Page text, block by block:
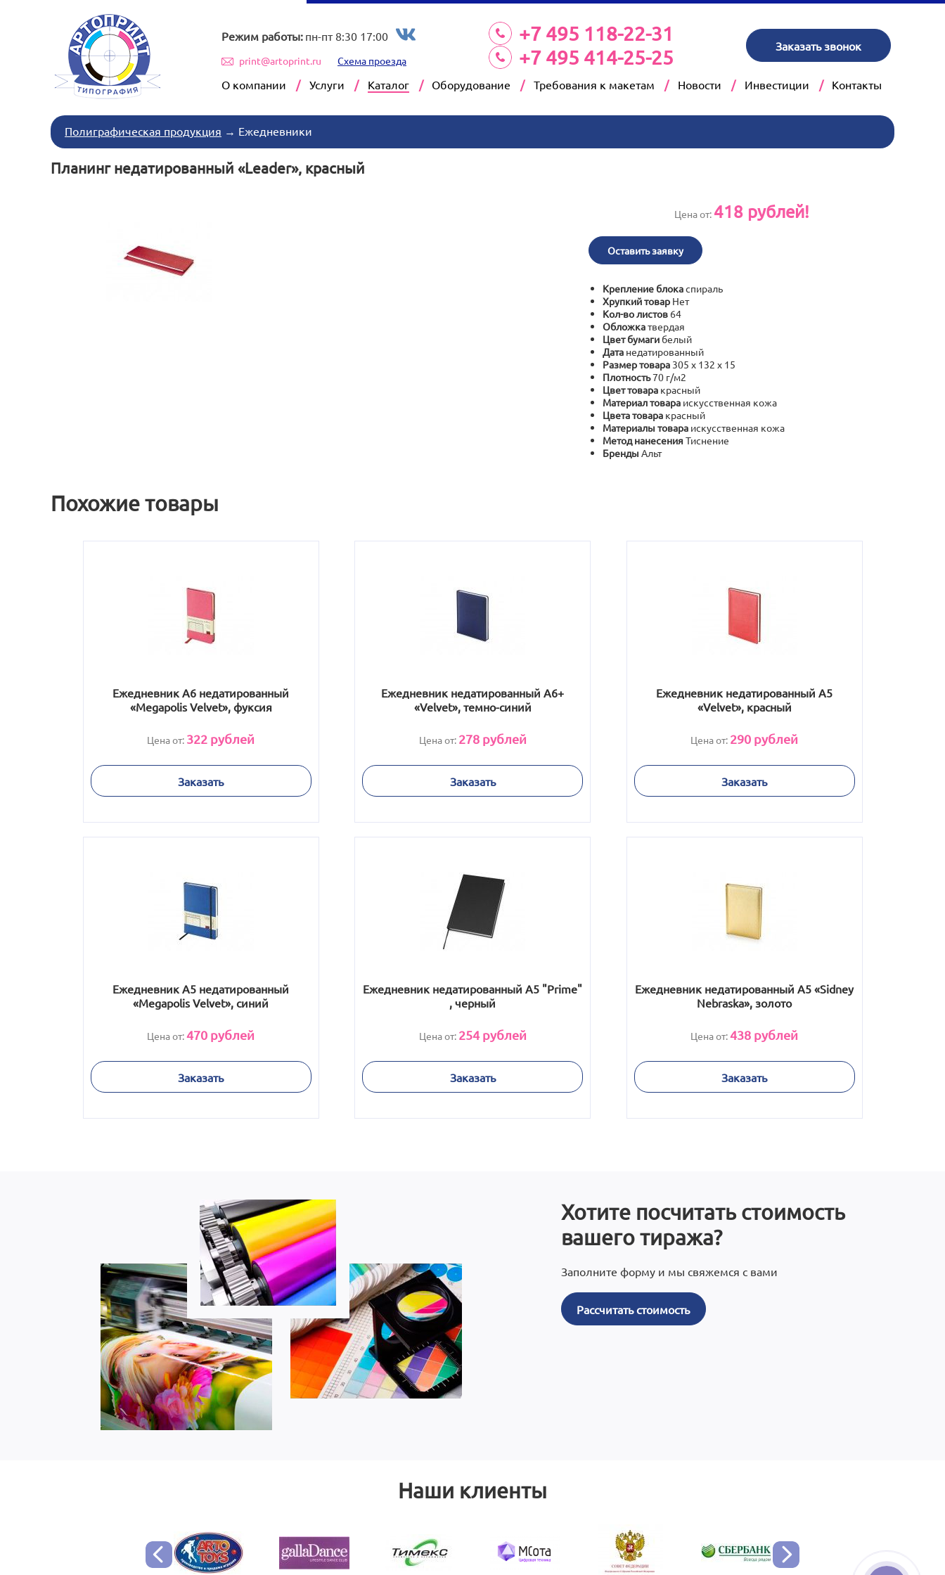
Режим работы: пн-пт 8:30 17:00
print@artoprint.ru Схема проезда
+7 495 118-22-31
+7 495 414-25-25
Заказать звонок
О компании Услуги Каталог Оборудование Требования к макетам Новости Инвестиции Контакты
Полиграфическая продукция → Ежедневники
Планинг недатированный «Leader», красный
Цена от: 418рублей!
Оставить заявку
Крепление блокаспираль
Хрупкий товар Нет
Кол-во листов 64
Обложкатвердая
Цвет бумаги белый
Дата недатированный
Размер товара 305 х 132 х 15
Плотность70 г/м2
Цвет товара красный
Материал товара искусственная кожа
Цвета товара красный
Материалы товара искусственная кожа
Метод нанесения Тиснение
Бренды Альт
Похожие товары
Ежедневник А6 недатированный
«Megapolis Velvet», фуксия
Цена от: 322 рублей
Заказать
Ежедневник недатированный А6+
«Velvet», темно-синий
Цена от: 278рублей
Заказать
Ежедневник недатированный А5
«Velvet», красный
Цена от: 290 рублей
Заказать
Ежедневник А5 недатированный
«Megapolis Velvet», синий
Цена от:470 рублей
Заказать
Ежедневник недатированный А5 "Prime"
, черный
Цена от: 254рублей
Заказать
Ежедневник недатированный А5 «Sidney
Nebraska», золото
Цена от:438 рублей
Заказать
Хотите посчитать стоимость
вашего тиража?
Заполните форму и мы свяжемся с вами
Рассчитать стоимость
Наши клиенты